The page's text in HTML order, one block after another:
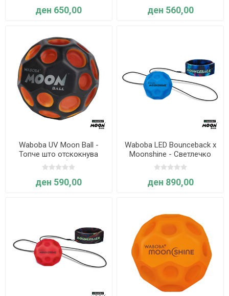
ден 650,00 ден 560,00
Waboba UV Moon Ball -
Топче што отскокнува
многу високо (Ја менува
бојата кога е изложено на
сончева светлина)
ден 590,00
Waboba LED Bounceback x
Moonshine - Светлечко
топче со еластична врвка
(Сино)
ден 890,00